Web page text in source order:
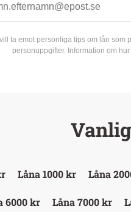
ta emot personliga tips om lån som
personuppgifter. Information om
Låna 1000 kr Låna
6000 kr Låna 7000 kr